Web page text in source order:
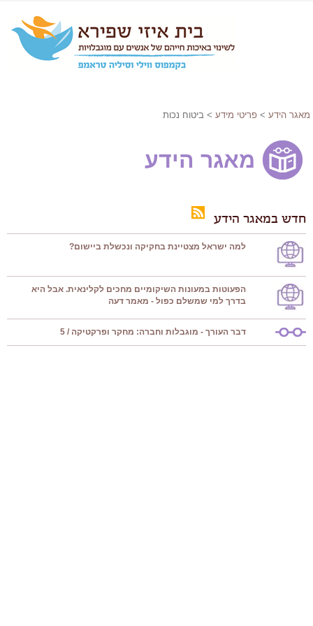
מאגר הידע > פריטי מידע > ביטוח נכות
מאגר הידע
חדש במאגר הידע
למה ישראל מצטיינת בחקיקה ונכשלת ביישום?
הפעוטות במעונות השיקומיים מחכים לקלינאית. אבל היא
בדרך למי שמשלם כפול - מאמר דעה
דבר העורך - מוגבלות וחברה: מחקר ופרקטיקה / 5